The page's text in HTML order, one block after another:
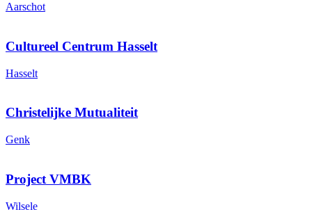
Aarschot
Cultureel Centrum Hasselt
Hasselt
Christelijke Mutualiteit
Genk
Project VMBK
Wilsele